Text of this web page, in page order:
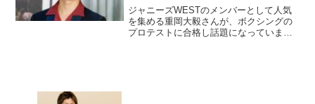
ジャニーズWESTのメンバーとして人気
を集める重岡大毅さんが、ボクシングの
プロテストに合格し話題になっていま